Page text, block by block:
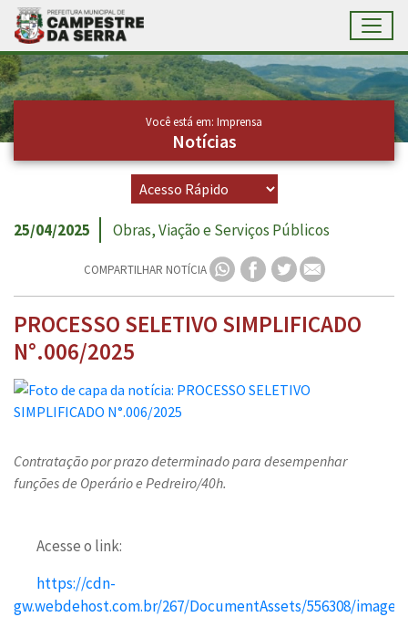
Ir para conteúdo principal
Conteúdo Principal
Você está em: Imprensa
Notícias
25/04/2025 Obras, Viação e Serviços Públicos
COMPARTILHAR NOTÍCIA
PROCESSO SELETIVO SIMPLIFICADO
N°.006/2025
Contratação por prazo determinado para desempenhar
funções de Operário e Pedreiro/40h.
Acesse o link:
https://cdn-
gw.webdehost.com.br/267/DocumentAssets/556308/images/